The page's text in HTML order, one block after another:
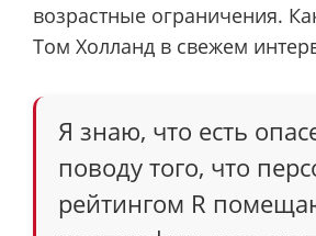
возрастные ограничения.
Том Холланд в свежем
Я знаю, что есть
поводу того, что
рейтингом R